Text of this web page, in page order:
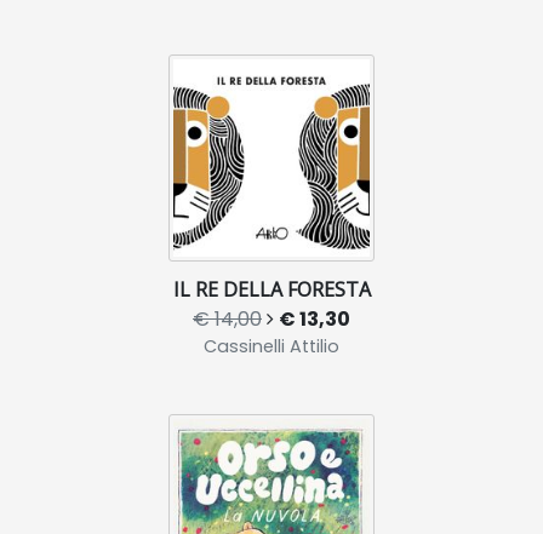
IL RE DELLA FORESTA
€ 14,00 € 13,30
Cassinelli Attilio